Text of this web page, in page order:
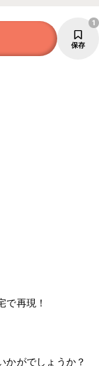
保存
1
で再現！
かがでしょうか？